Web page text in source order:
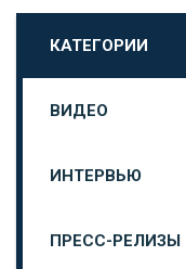
КАТЕГОРИИ
ВИДЕО
ИНТЕРВЬЮ
ПРЕСС-РЕЛИЗЫ